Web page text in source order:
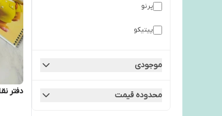
پرنو
پیتیکو
موجودی
محدوده قیمت دفتر نقاشی ۵۰